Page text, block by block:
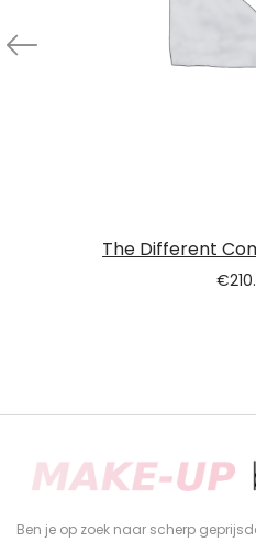
The Different
€
Ben je op zoek naar scherp